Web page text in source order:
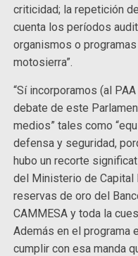
criticidad; la repetición
cuenta los períodos
organismos o
motosierra”.
“Sí incorporamos (al
debate de este
medios” tales como
defensa y seguridad,
hubo un recorte
del Ministerio de Capital
reservas de oro del
CAMMESA y toda la
Además en el programa
cumplir con esa manda